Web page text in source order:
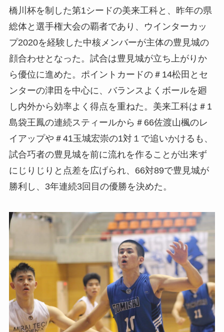
橋川杯を制した第1シードの美来工科と、昨年の県
総体と選手権大会の覇者であり、ウインターカッ
プ2020を経験した中核メンバーが主体の豊見城の
顔合わせとなった。試合は豊見城が立ち上がりか
ら優位に進めた。ポイントカードの＃14松田とセ
ンターの津田を中心に、バランスよくボールを廻
し内外から効率よく得点を重ねた。美来工科は＃1
島袋王鳳の連続スティールから＃66佐渡山楓のレ
イアップや＃41玉城宏崇の1対１で追いかけるも、
試合巧者の豊見城を前に流れを作ることが出来ず
にじりじりと点差を広げられ、66対89で豊見城が
勝利し、3年連続3回目の優勝を決めた。